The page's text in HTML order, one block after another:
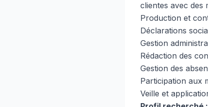
clientes avec des
Production et
Déclarations
Gestion
Rédaction des
Gestion des
Participation aux
Veille et